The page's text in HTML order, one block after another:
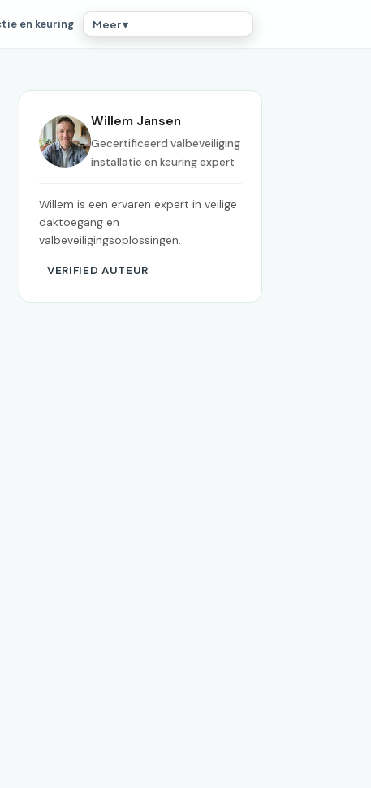
en keuring Meer ▾
Willem Jansen
Gecertificeerd valbeveiliging
installatie en keuring expert
Willem is een ervaren expert in veilige
daktoegang en
valbeveiligingsoplossingen.
VERIFIED AUTEUR